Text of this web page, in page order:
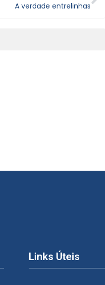
A verdade entrelinhas
Links Úteis